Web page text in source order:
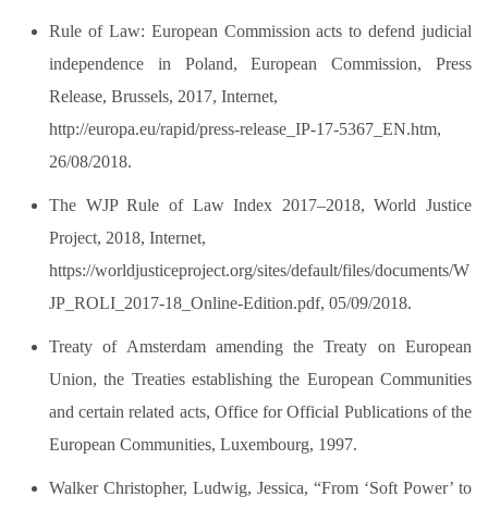
Rule of Law: European Commission acts to defend judicial
independence in Poland, European Commission, Press
Release, Brussels, 2017, Internet,
http://europa.eu/rapid/press-release_IP-17-5367_EN.htm,
26/08/2018.
The WJP Rule of Law Index 2017–2018, World Justice
Project, 2018, Internet,
https://worldjusticeproject.org/sites/default/files/documents/W
JP_ROLI_2017-18_Online-Edition.pdf, 05/09/2018.
Treaty of Amsterdam amending the Treaty on European
Union, the Treaties establishing the European Communities
and certain related acts, Office for Official Publications of the
European Communities, Luxembourg, 1997.
Walker Christopher, Ludwig, Jessica, “From ‘Soft Power’ to